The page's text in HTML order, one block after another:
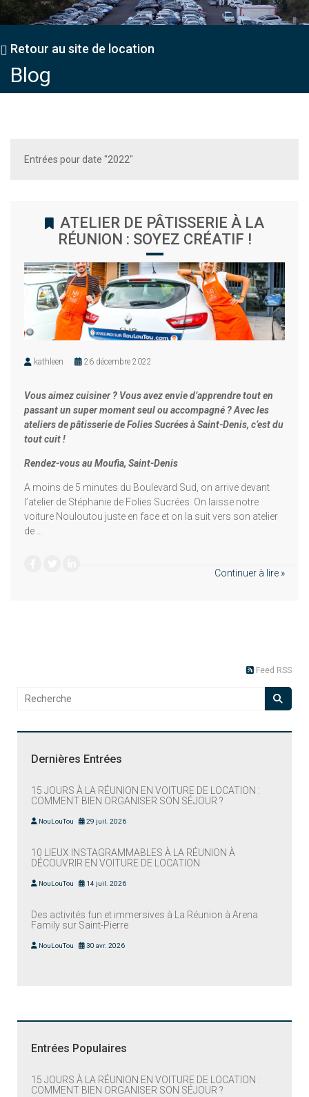
Retour au site de location
Blog
Entrées pour date "2022"
ATELIER DE PÂTISSERIE À LA
RÉUNION : SOYEZ CRÉATIF !
kathleen 26 décembre 2022
Vous aimez cuisiner ? Vous avez envie d’apprendre tout en
passant un super moment seul ou accompagné ? Avec les
ateliers de pâtisserie de Folies Sucrées à Saint-Denis, c’est du
tout cuit !
Rendez-vous au Moufia, Saint-Denis
A moins de 5 minutes du Boulevard Sud, on arrive devant
l’atelier de Stéphanie de Folies Sucrées. On laisse notre
voiture Nouloutou juste en face et on la suit vers son atelier
de …
Continuer à lire »
Feed RSS
Dernières Entrées
15 JOURS À LA RÉUNION EN VOITURE DE LOCATION :
COMMENT BIEN ORGANISER SON SÉJOUR ?
NouLouTou 29 juil. 2026
10 LIEUX INSTAGRAMMABLES À LA RÉUNION À
DÉCOUVRIR EN VOITURE DE LOCATION
NouLouTou 14 juil. 2026
Des activités fun et immersives à La Réunion à Arena
Family sur Saint-Pierre
NouLouTou 30 avr. 2026
Entrées Populaires
15 JOURS À LA RÉUNION EN VOITURE DE LOCATION :
COMMENT BIEN ORGANISER SON SÉJOUR ?